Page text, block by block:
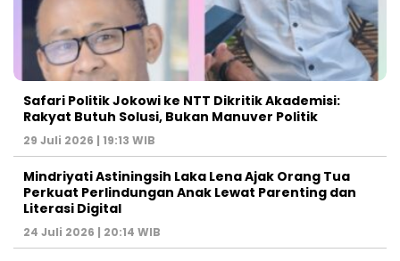
Safari Politik Jokowi ke NTT Dikritik Akademisi:
Rakyat Butuh Solusi, Bukan Manuver Politik
29 Juli 2026 | 19:13 WIB
Mindriyati Astiningsih Laka Lena Ajak Orang Tua
Perkuat Perlindungan Anak Lewat Parenting dan
Literasi Digital
24 Juli 2026 | 20:14 WIB